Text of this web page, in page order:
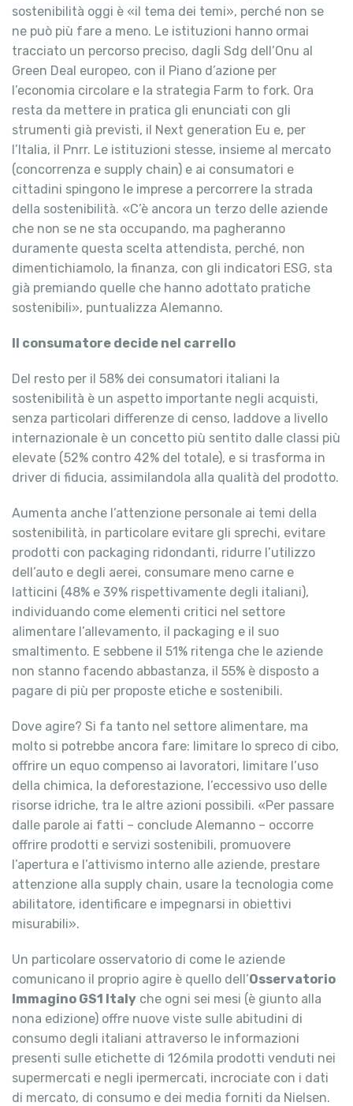
sostenibilità oggi è «il tema dei temi», perché non se
ne può più fare a meno. Le istituzioni hanno ormai
tracciato un percorso preciso, dagli Sdg dell’Onu al
Green Deal europeo, con il Piano d’azione per
l’economia circolare e la strategia Farm to fork. Ora
resta da mettere in pratica gli enunciati con gli
strumenti già previsti, il Next generation Eu e, per
l’Italia, il Pnrr. Le istituzioni stesse, insieme al mercato
(concorrenza e supply chain) e ai consumatori e
cittadini spingono le imprese a percorrere la strada
della sostenibilità. «C’è ancora un terzo delle aziende
che non se ne sta occupando, ma pagheranno
duramente questa scelta attendista, perché, non
dimentichiamolo, la finanza, con gli indicatori ESG, sta
già premiando quelle che hanno adottato pratiche
sostenibili», puntualizza Alemanno.
Il consumatore decide nel carrello
Del resto per il 58% dei consumatori italiani la
sostenibilità è un aspetto importante negli acquisti,
senza particolari differenze di censo, laddove a livello
internazionale è un concetto più sentito dalle classi più
elevate (52% contro 42% del totale), e si trasforma in
driver di fiducia, assimilandola alla qualità del prodotto.
Aumenta anche l’attenzione personale ai temi della
sostenibilità, in particolare evitare gli sprechi, evitare
prodotti con packaging ridondanti, ridurre l’utilizzo
dell’auto e degli aerei, consumare meno carne e
latticini (48% e 39% rispettivamente degli italiani),
individuando come elementi critici nel settore
alimentare l’allevamento, il packaging e il suo
smaltimento. E sebbene il 51% ritenga che le aziende
non stanno facendo abbastanza, il 55% è disposto a
pagare di più per proposte etiche e sostenibili.
Dove agire? Si fa tanto nel settore alimentare, ma
molto si potrebbe ancora fare: limitare lo spreco di cibo,
offrire un equo compenso ai lavoratori, limitare l’uso
della chimica, la deforestazione, l’eccessivo uso delle
risorse idriche, tra le altre azioni possibili. «Per passare
dalle parole ai fatti – conclude Alemanno – occorre
offrire prodotti e servizi sostenibili, promuovere
l’apertura e l’attivismo interno alle aziende, prestare
attenzione alla supply chain, usare la tecnologia come
abilitatore, identificare e impegnarsi in obiettivi
misurabili».
Un particolare osservatorio di come le aziende
comunicano il proprio agire è quello dell’Osservatorio
Immagino GS1 Italy che ogni sei mesi (è giunto alla
nona edizione) offre nuove viste sulle abitudini di
consumo degli italiani attraverso le informazioni
presenti sulle etichette di 126mila prodotti venduti nei
supermercati e negli ipermercati, incrociate con i dati
di mercato, di consumo e dei media forniti da Nielsen.